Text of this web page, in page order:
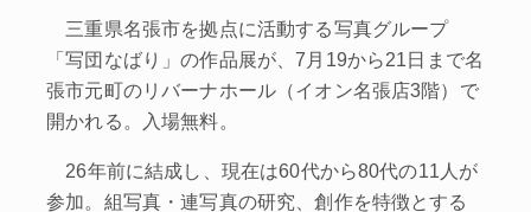
三重県名張市を拠点に活動する写真グループ
「写団なばり」の作品展が、7月19から21日まで名
張市元町のリバーナホール（イオン名張店3階）で
開かれる。入場無料。
26年前に結成し、現在は60代から80代の11人が
参加。組写真・連写真の研究、創作を特徴とする